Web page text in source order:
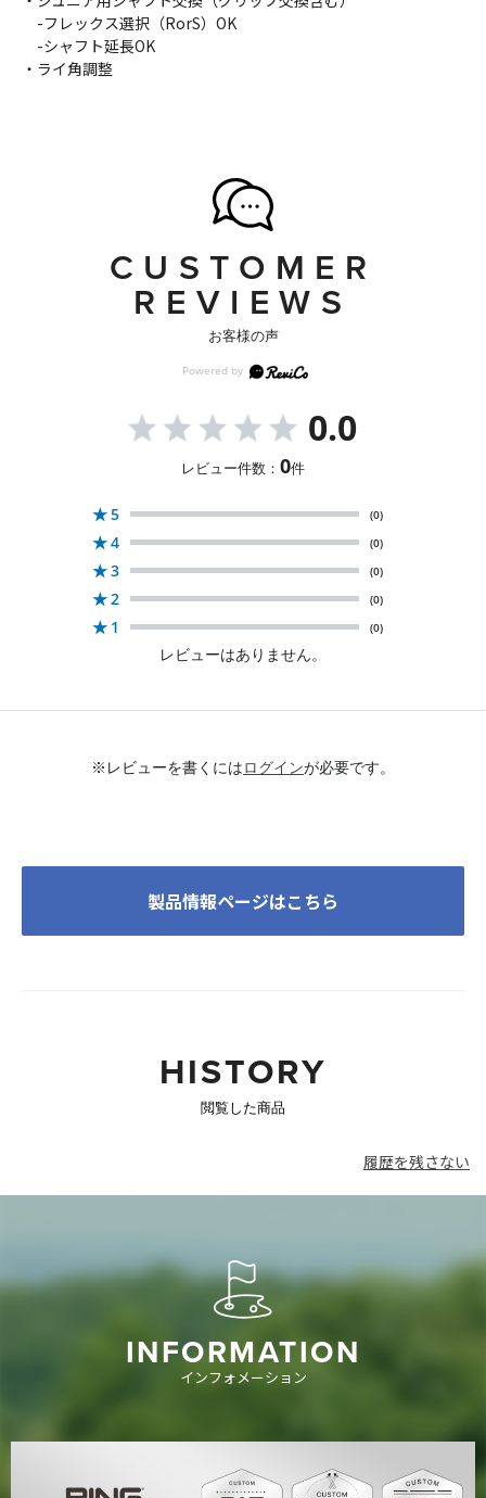
-フレックス選択（RorS）OK
-シャフト延長OK
・ライ角調整
製品情報ページはこちら
CUSTOMER
REVIEWS
お客様の声
0.0
レビュー件数： 0件
★5 (0)
★4 (0)
★3 (0)
★2 (0)
★ 1 (0)
レビューはありません。
※レビューを書くにはログインが必要です。
HISTORY
閲覧した商品
履歴を残さない
INFORMATION
インフォメーション